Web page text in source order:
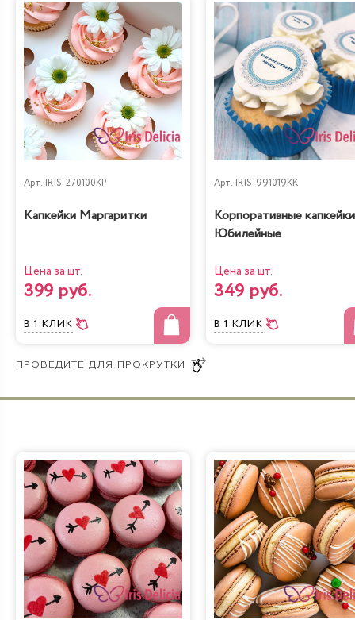
Чизкейк
Лимонно-Маковый
Кейк
Жареный шоколад-
Сказка Тирамису
Арт. IRIS-270100KP
Капкейки Маргаритки
Цена за шт.
399 руб.
В 1 КЛИК
Арт. IRIS-991019KK
Корпоративные капкейки
Юбилейные
Цена за шт.
349 руб.
В 1 КЛИК